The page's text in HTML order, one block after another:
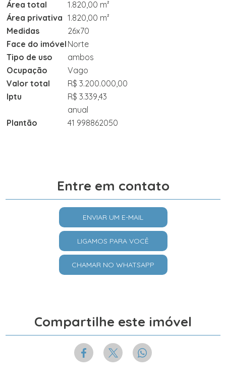
Área total
1.820,00 m²
Área privativa 1.820,00 m²
Medidas
26x70
Face do imóvel Norte
Tipo de uso
ambos
Ocupação
Vago
Valor total
R$ 3.200.000,00
Iptu
R$ 3.339,43
anual
Plantão
41 998862050
Entre em contato
ENVIAR UM E-MAIL
LIGAMOS PARA VOCÊ
CHAMAR NO WHATSAPP
Compartilhe este imóvel